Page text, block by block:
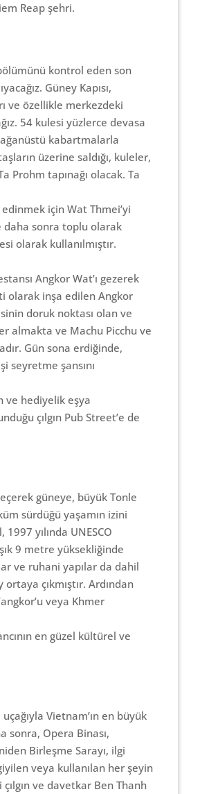
Reap şehri.
kontrol eden son
Güney Kapısı,
ve özellikle merkezdeki
54 kulesi yüzlerce devasa
kabartmalarla
üzerine saldığı, kuleler,
Prohm tapınağı olacak. Ta
için Wat Thmei’yi
daha sonra toplu olarak
olarak kullanılmıştır.
Angkor Wat’ı gezerek
olarak inşa edilen Angkor
doruk noktası olan ve
almakta ve Machu Picchu ve
Gün sona erdiğinde,
seyretme şansını
ve hediyelik eşya
çılgın Pub Street’e de
güneye, büyük Tonle
sürdüğü yaşamın izini
yılında UNESCO
9 metre yüksekliğinde
ve ruhani yapılar da dahil
çıkmıştır. Ardından
veya Khmer
en güzel kültürel ve
Vietnam’ın en büyük
sonra, Opera Binası,
Birleşme Sarayı, ilgi
veya kullanılan her şeyin
ve davetkar Ben Thanh